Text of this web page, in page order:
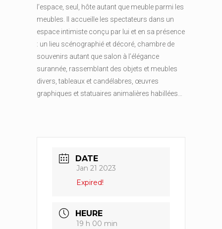
l’espace, seul, hôte autant que meuble parmi les
meubles. Il accueille les spectateurs dans un
espace intimiste conçu par lui et en sa présence
: un lieu scénographié et décoré, chambre de
souvenirs autant que salon à l’élégance
surannée, rassemblant des objets et meubles
divers, tableaux et candélabres, œuvres
graphiques et statuaires animalières habillées…
DATE
Jan 21 2023
Expired!
HEURE
19 h 00 min